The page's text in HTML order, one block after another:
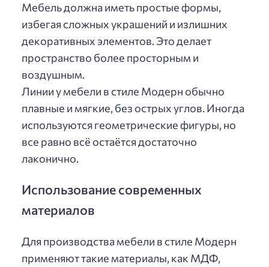
Мебель должна иметь простые формы,
избегая сложных украшений и излишних
декоративных элементов. Это делает
пространство более просторным и
воздушным.
Линии у мебели в стиле Модерн обычно
плавные и мягкие, без острых углов. Иногда
используются геометрические фигуры, но
все равно всё остаётся достаточно
лаконично.
Использование современных
материалов
Для производства мебели в стиле Модерн
применяют такие материалы, как МДФ,